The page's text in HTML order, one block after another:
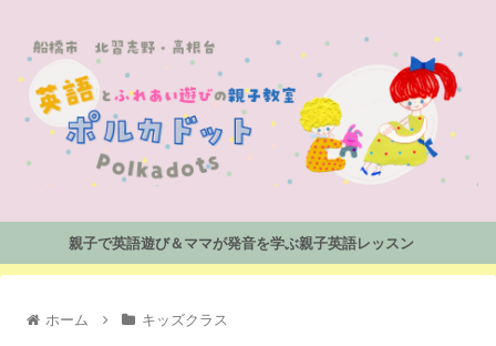
親子で英語遊び＆ママが発音を学ぶ親子英語レッスン
ホーム キッズクラス